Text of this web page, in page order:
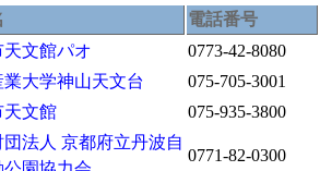
電話番号
天文館パオ
0773-42-8080
大学神山天文台
075-705-3001
天文館
075-935-3800
法人 京都府立丹波自
0771-82-0300